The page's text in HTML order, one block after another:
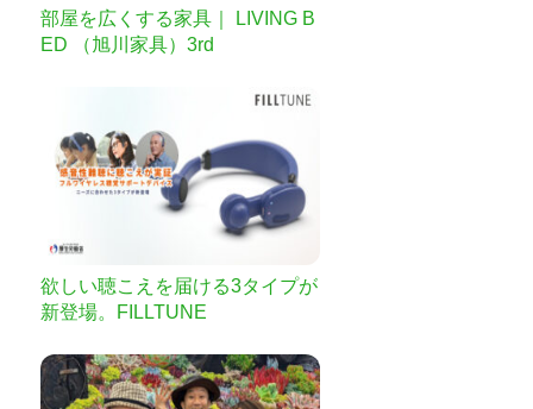
部屋を広くする家具｜ LIVING B
ED （旭川家具）3rd
欲しい聴こえを届ける3タイプが
新登場。FILLTUNE